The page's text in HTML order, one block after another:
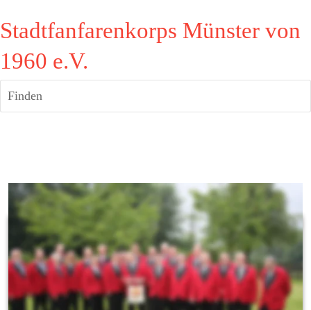
Stadtfanfarenkorps Münster von
1960 e.V.
Finden
Willkommen beim
Stadtfanfarenkorps Münster
von 1960 e.V.